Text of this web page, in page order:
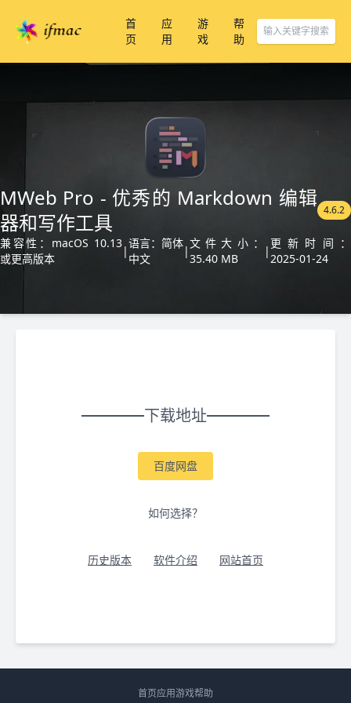
首
页
应
用
游
戏
帮
助
MWeb Pro - 优秀的 Markdown 编辑
器和写作工具
4.6.2
兼容性：macOS 10.13
或更高版本
|
语言：简体
中文
|
文件大小：
35.40 MB
|
更新时间：
2025-01-24
下载地址
百度网盘
如何选择？
历史版本 软件介绍 网站首页
首页应用游戏帮助